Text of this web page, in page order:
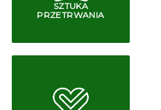
SZTUKA
PRZETRWANIA